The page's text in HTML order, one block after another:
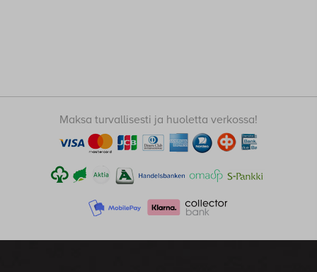
Maksa turvallisesti ja huoletta verkossa!